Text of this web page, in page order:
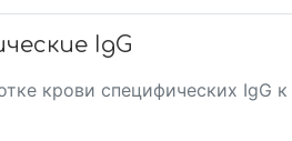
IgG
крови специфических IgG к